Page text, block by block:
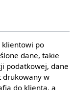
klientowi po
dane, takie
podatkowej, dane
drukowany w
do klienta, a